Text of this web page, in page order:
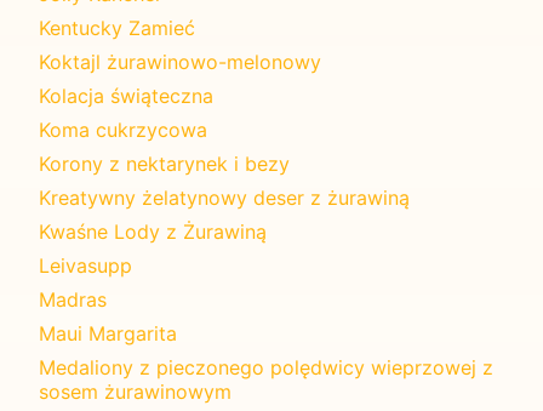
Kentucky Zamieć
Koktajl żurawinowo-melonowy
Kolacja świąteczna
Koma cukrzycowa
Korony z nektarynek i bezy
Kreatywny żelatynowy deser z żurawiną
Kwaśne Lody z Żurawiną
Leivasupp
Madras
Maui Margarita
Medaliony z pieczonego polędwicy wieprzowej z
sosem żurawinowym